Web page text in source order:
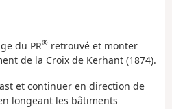
du PR® retrouvé et monter
de la Croix de Kerhant (1874).
et continuer en direction de
longeant les bâtiments